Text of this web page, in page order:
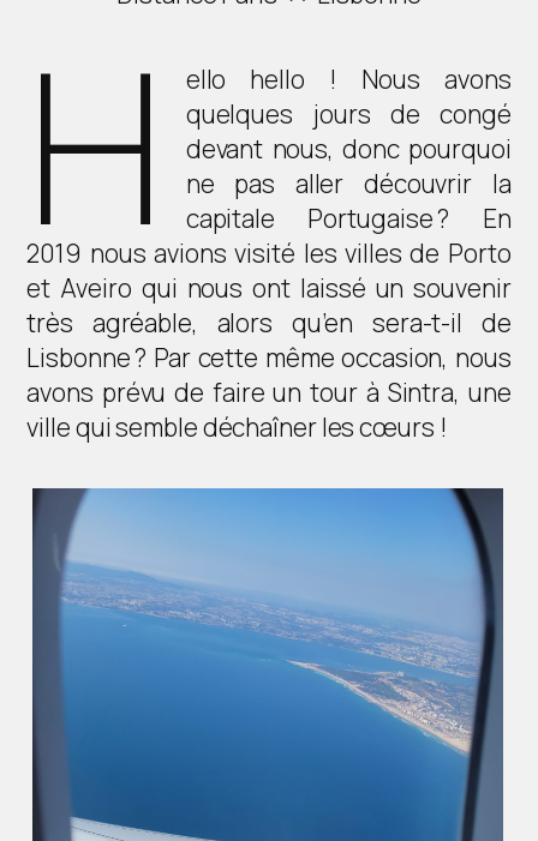
H
ello hello ! Nous avons
quelques jours de congé
devant nous, donc pourquoi
ne pas aller découvrir la
capitale Portugaise ? En
2019 nous avions visité les villes de Porto
et Aveiro qui nous ont laissé un souvenir
très agréable, alors qu’en sera-t-il de
Lisbonne ? Par cette même occasion, nous
avons prévu de faire un tour à Sintra, une
ville qui semble déchaîner les cœurs !